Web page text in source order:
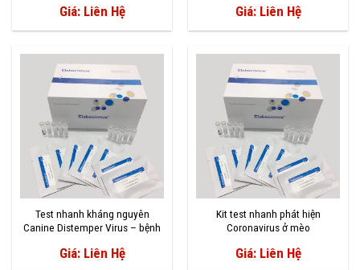
Giá: Liên Hệ Giá: Liên Hệ
Test nhanh kháng nguyên
Canine Distemper Virus – bệnh
Giá: Liên Hệ
Kit test nhanh phát hiện
Coronavirus ở mèo
Giá: Liên Hệ